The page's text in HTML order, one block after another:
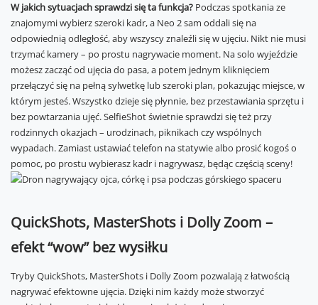
W jakich sytuacjach sprawdzi się ta funkcja? Podczas spotkania ze
znajomymi wybierz szeroki kadr, a Neo 2 sam oddali się na
odpowiednią odległość, aby wszyscy znaleźli się w ujęciu. Nikt nie musi
trzymać kamery – po prostu nagrywacie moment. Na solo wyjeździe
możesz zacząć od ujęcia do pasa, a potem jednym kliknięciem
przełączyć się na pełną sylwetkę lub szeroki plan, pokazując miejsce, w
którym jesteś. Wszystko dzieje się płynnie, bez przestawiania sprzętu i
bez powtarzania ujęć. SelfieShot świetnie sprawdzi się też przy
rodzinnych okazjach – urodzinach, piknikach czy wspólnych
wypadach. Zamiast ustawiać telefon na statywie albo prosić kogoś o
pomoc, po prostu wybierasz kadr i nagrywasz, będąc częścią sceny!
QuickShots, MasterShots i Dolly Zoom –
efekt “wow” bez wysiłku
Tryby QuickShots, MasterShots i Dolly Zoom pozwalają z łatwością
nagrywać efektowne ujęcia. Dzięki nim każdy może stworzyć